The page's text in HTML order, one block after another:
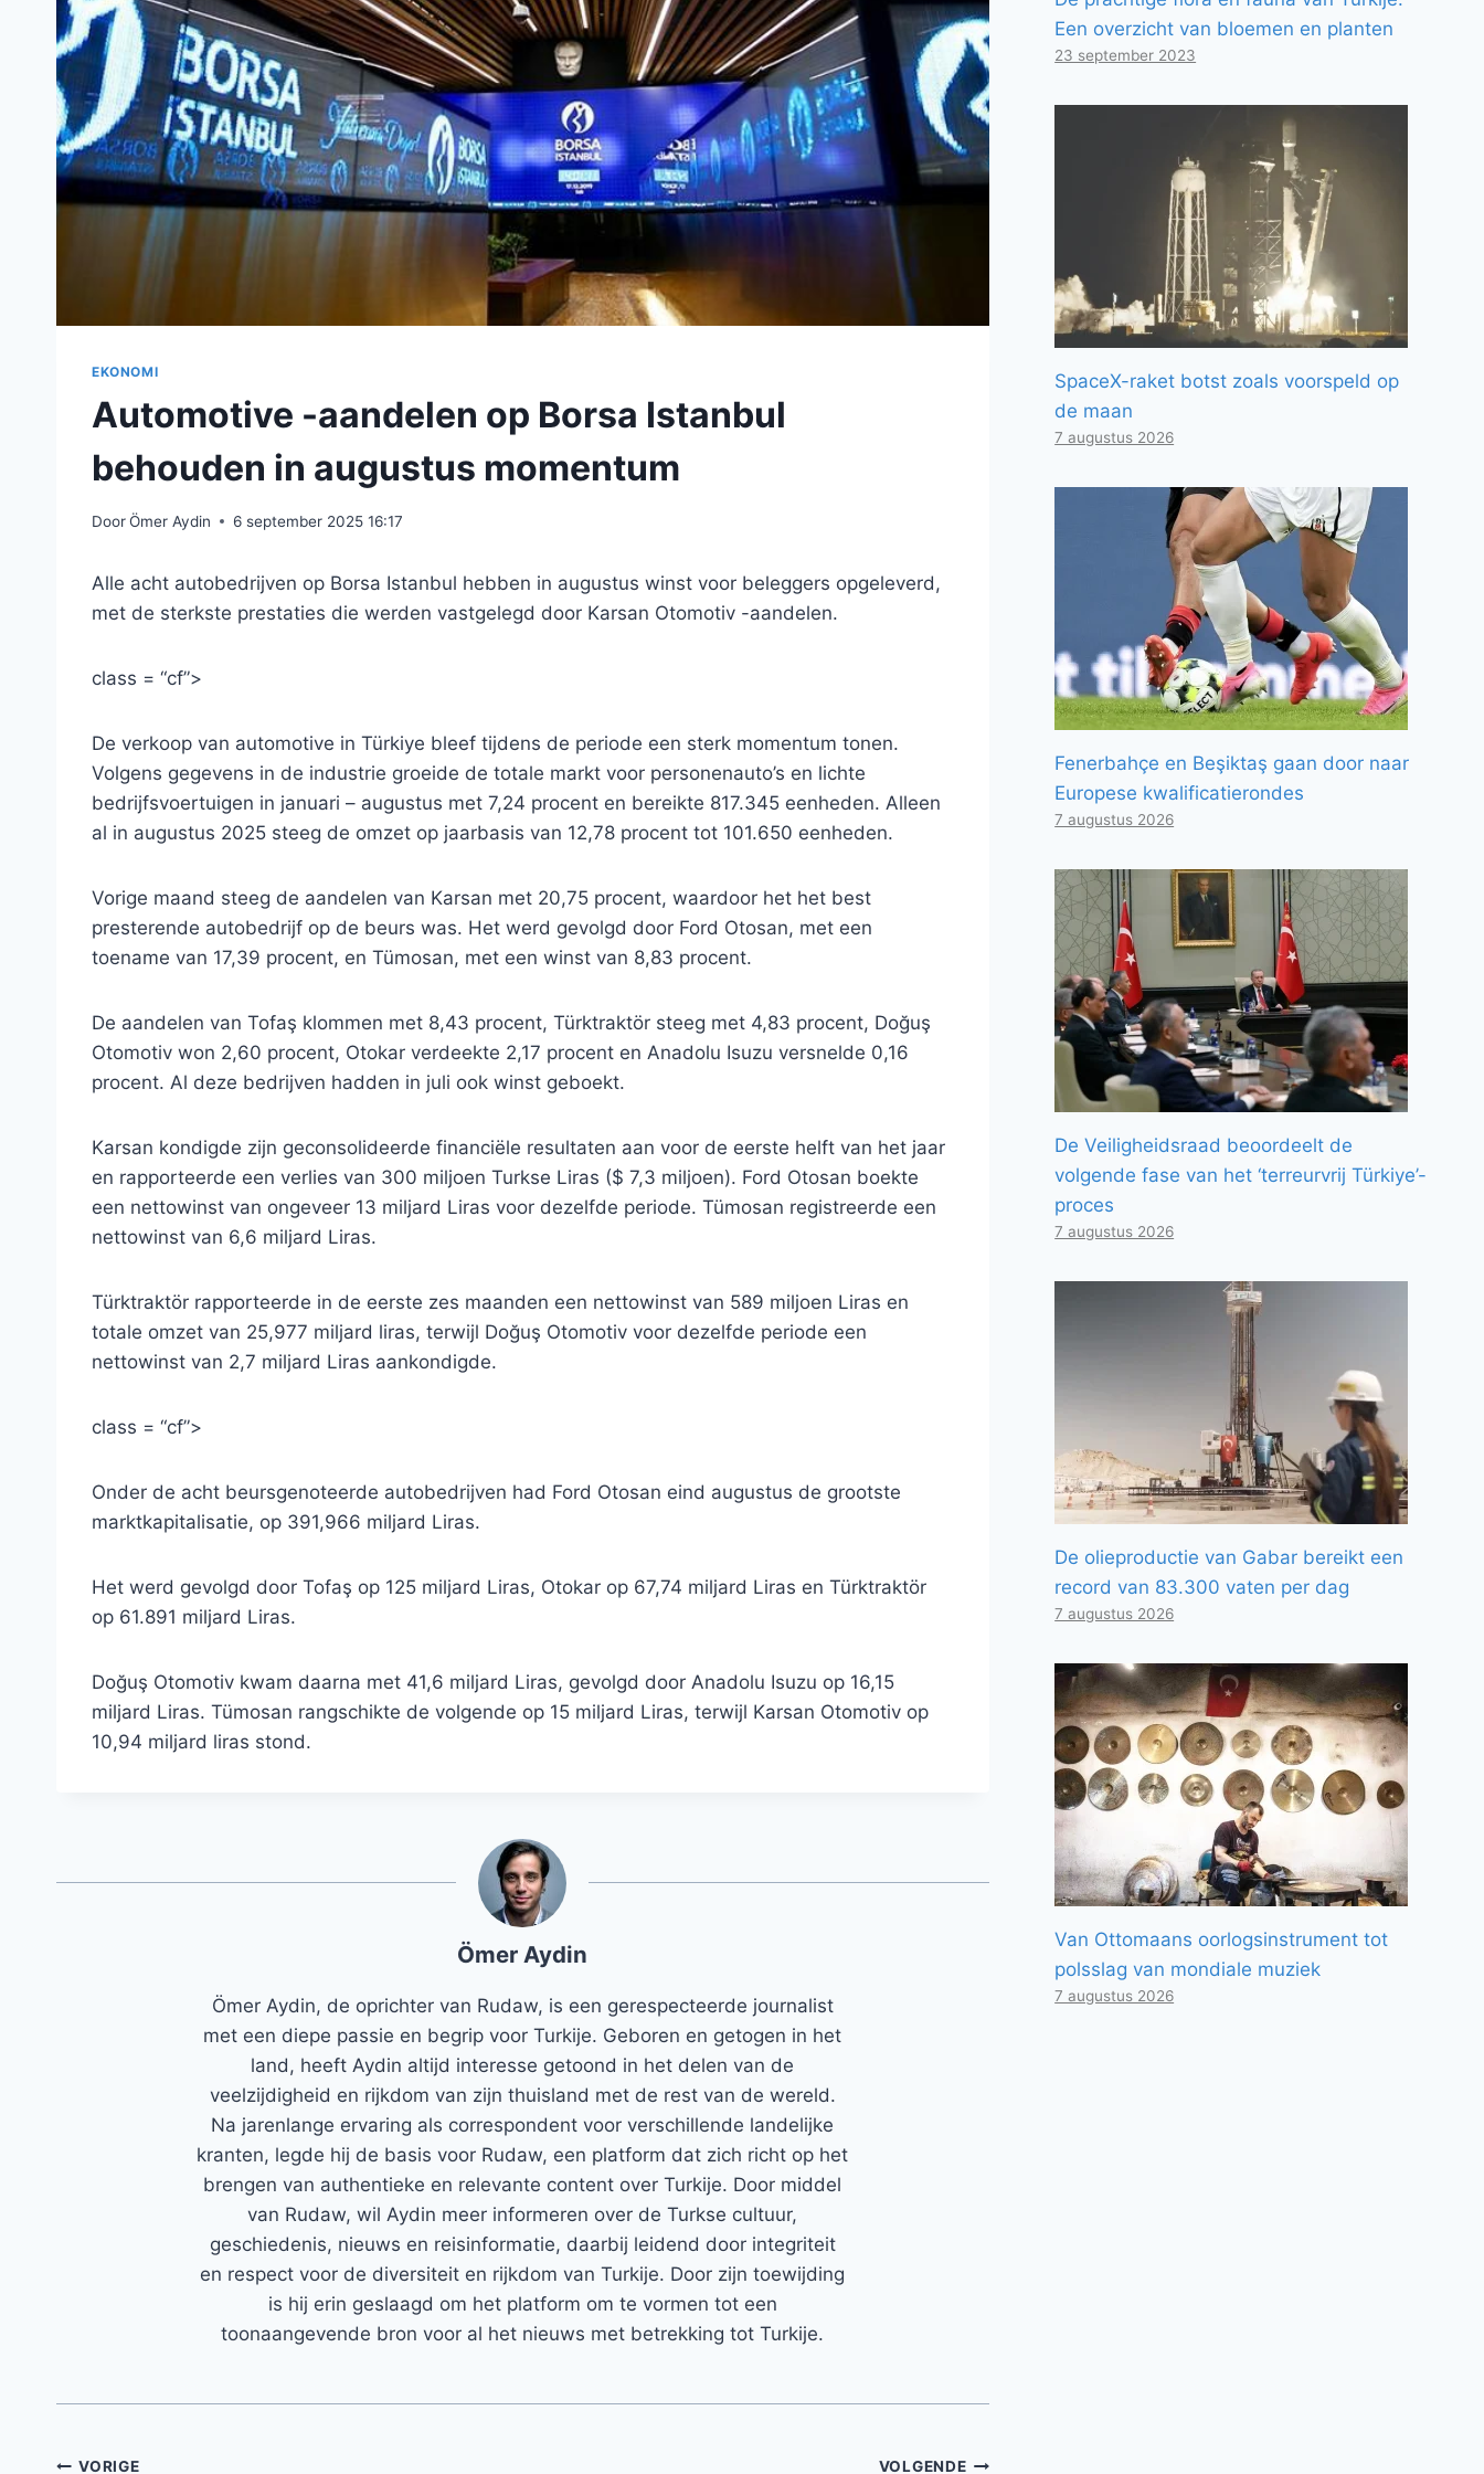
EKONOMI
Automotive -aandelen op Borsa Istanbul
behouden in augustus momentum
DoorÖmer Aydin 6 september 2025 16:17
Alle acht autobedrijven op Borsa Istanbul hebben in augustus winst voor beleggers opgeleverd,
met de sterkste prestaties die werden vastgelegd door Karsan Otomotiv -aandelen.
class = “cf”>
De verkoop van automotive in Türkiye bleef tijdens de periode een sterk momentum tonen.
Volgens gegevens in de industrie groeide de totale markt voor personenauto’s en lichte
bedrijfsvoertuigen in januari – augustus met 7,24 procent en bereikte 817.345 eenheden. Alleen
al in augustus 2025 steeg de omzet op jaarbasis van 12,78 procent tot 101.650 eenheden.
Vorige maand steeg de aandelen van Karsan met 20,75 procent, waardoor het het best
presterende autobedrijf op de beurs was. Het werd gevolgd door Ford Otosan, met een
toename van 17,39 procent, en Tümosan, met een winst van 8,83 procent.
De aandelen van Tofaş klommen met 8,43 procent, Türktraktör steeg met 4,83 procent, Doğuş
Otomotiv won 2,60 procent, Otokar verdeekte 2,17 procent en Anadolu Isuzu versnelde 0,16
procent. Al deze bedrijven hadden in juli ook winst geboekt.
Karsan kondigde zijn geconsolideerde financiële resultaten aan voor de eerste helft van het jaar
en rapporteerde een verlies van 300 miljoen Turkse Liras ($ 7,3 miljoen). Ford Otosan boekte
een nettowinst van ongeveer 13 miljard Liras voor dezelfde periode. Tümosan registreerde een
nettowinst van 6,6 miljard Liras.
Türktraktör rapporteerde in de eerste zes maanden een nettowinst van 589 miljoen Liras en
totale omzet van 25,977 miljard liras, terwijl Doğuş Otomotiv voor dezelfde periode een
nettowinst van 2,7 miljard Liras aankondigde.
class = “cf”>
Onder de acht beursgenoteerde autobedrijven had Ford Otosan eind augustus de grootste
marktkapitalisatie, op 391,966 miljard Liras.
Het werd gevolgd door Tofaş op 125 miljard Liras, Otokar op 67,74 miljard Liras en Türktraktör
op 61.891 miljard Liras.
Doğuş Otomotiv kwam daarna met 41,6 miljard Liras, gevolgd door Anadolu Isuzu op 16,15
miljard Liras. Tümosan rangschikte de volgende op 15 miljard Liras, terwijl Karsan Otomotiv op
10,94 miljard liras stond.
Ömer Aydin
Ömer Aydin, de oprichter van Rudaw, is een gerespecteerde journalist
met een diepe passie en begrip voor Turkije. Geboren en getogen in het
land, heeft Aydin altijd interesse getoond in het delen van de
veelzijdigheid en rijkdom van zijn thuisland met de rest van de wereld.
Na jarenlange ervaring als correspondent voor verschillende landelijke
kranten, legde hij de basis voor Rudaw, een platform dat zich richt op het
brengen van authentieke en relevante content over Turkije. Door middel
van Rudaw, wil Aydin meer informeren over de Turkse cultuur,
geschiedenis, nieuws en reisinformatie, daarbij leidend door integriteit
en respect voor de diversiteit en rijkdom van Turkije. Door zijn toewijding
is hij erin geslaagd om het platform om te vormen tot een
toonaangevende bron voor al het nieuws met betrekking tot Turkije.
VORIGE VOLGENDE
Een overzicht van bloemen en planten
23 september 2023
SpaceX-raket botst zoals voorspeld op
de maan
7 augustus 2026
Fenerbahçe en Beşiktaş gaan door naar
Europese kwalificatierondes
7 augustus 2026
De Veiligheidsraad beoordeelt de
volgende fase van het ‘terreurvrij Türkiye’-
proces
7 augustus 2026
De olieproductie van Gabar bereikt een
record van 83.300 vaten per dag
7 augustus 2026
Van Ottomaans oorlogsinstrument tot
polsslag van mondiale muziek
7 augustus 2026